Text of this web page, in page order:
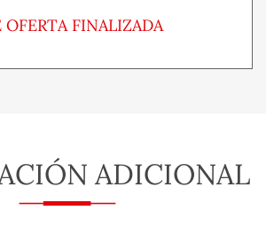
OFERTA FINALIZADA
ADICIONAL